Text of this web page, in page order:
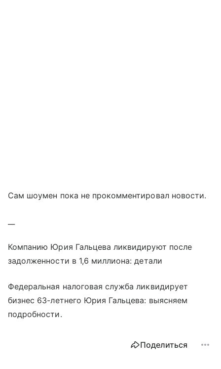
Сам шоумен пока не прокомментировал новости.
Компанию Юрия Гальцева ликвидируют после
задолженности в 1,6 миллиона: детали
Федеральная налоговая служба ликвидирует
бизнес 63-летнего Юрия Гальцева: выясняем
подробности.
Поделиться